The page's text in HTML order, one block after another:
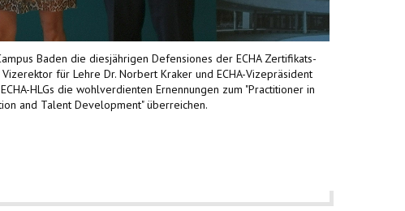
Baden die diesjährigen Defensiones der ECHA Zertifikats-
für Lehre Dr. Norbert Kraker und ECHA-Vizepräsident
HLGs die wohlverdienten Ernennungen zum "Practitioner in
and Talent Development" überreichen.